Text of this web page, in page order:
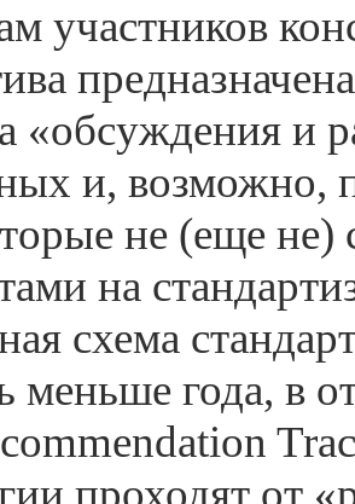
участников
«обсуждения и
и, возможно,
не (еще не)
на
схема
меньше года, в
проходят от